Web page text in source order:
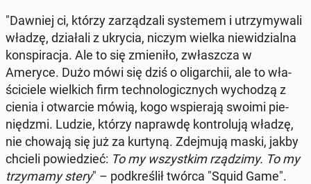
"Dawniej ci, którzy za­rzą­dza­li sys­te­mem i utrzy­my­wa­li
władzę, dzia­ła­li z ukrycia, niczym wielka nie­wi­dzial­na
kon­spi­ra­cja. Ale to się zmie­ni­ło, zwłasz­cza w
Ameryce. Dużo mówi się dziś o oli­gar­chii, ale to wła­
ści­cie­le wiel­kich firm tech­no­lo­gicz­nych wy­cho­dzą z
cienia i otwar­cie mówią, kogo wspie­ra­ją swoimi pie­
niędz­mi. Ludzie, którzy na­praw­dę kon­tro­lu­ją władzę,
nie chowają się już za kurtyną. Zdej­mu­ją maski, jakby
chcieli po­wie­dzieć: To my wszyst­kim rzą­dzi­my. To my
trzy­ma­my stery" – pod­kre­ślił twórca "Squid Game".